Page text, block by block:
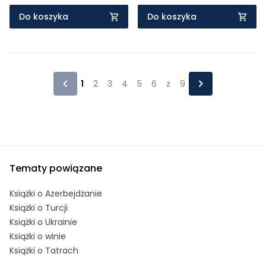
Do koszyka Do koszyka
1 2 3 4 5 6 z 9
Tematy powiązane
Książki o Azerbejdżanie
Książki o Turcji
Książki o Ukrainie
Książki o winie
Książki o Tatrach